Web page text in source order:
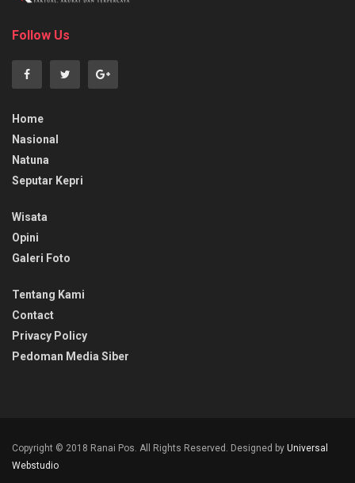
Follow Us
Home
Nasional
Natuna
Seputar Kepri
Wisata
Opini
Galeri Foto
Tentang Kami
Contact
Privacy Policy
Pedoman Media Siber
Copyright © 2018 Ranai Pos. All Rights Reserved. Designed by Universal
Webstudio